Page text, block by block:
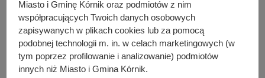
Gminy Kórnik
Urząd Miasta i Gminy Kórnik
ul. Rynek 1
Miasto i Gminę Kórnik oraz podmiotów z nim
współpracujących Twoich danych osobowych
zapisywanych w plikach cookies lub za pomocą
podobnej technologii m. in. w celach marketingowych (w
tym poprzez profilowanie i analizowanie) podmiotów
innych niż Miasto i Gmina Kórnik.